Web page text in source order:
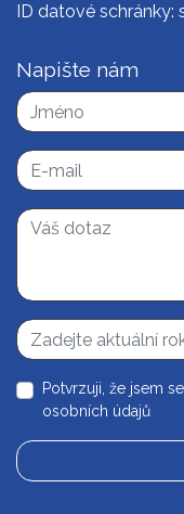
ID datové schránky:
Napište nám
Potvrzuji, že jsem
osobních údajů